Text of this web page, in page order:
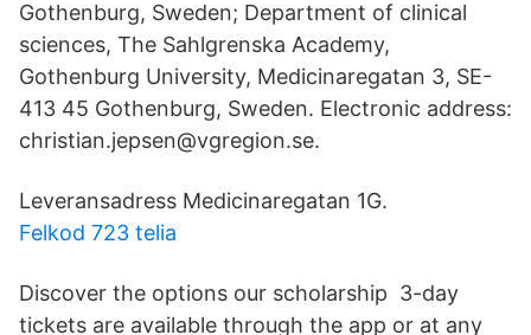
Gothenburg, Sweden; Department of clinical
sciences, The Sahlgrenska Academy,
Gothenburg University, Medicinaregatan 3, SE-
413 45 Gothenburg, Sweden. Electronic address:
christian.jepsen@vgregion.se.
Leveransadress Medicinaregatan 1G.
Felkod 723 telia
Discover the options our scholarship 3-day
tickets are available through the app or at any